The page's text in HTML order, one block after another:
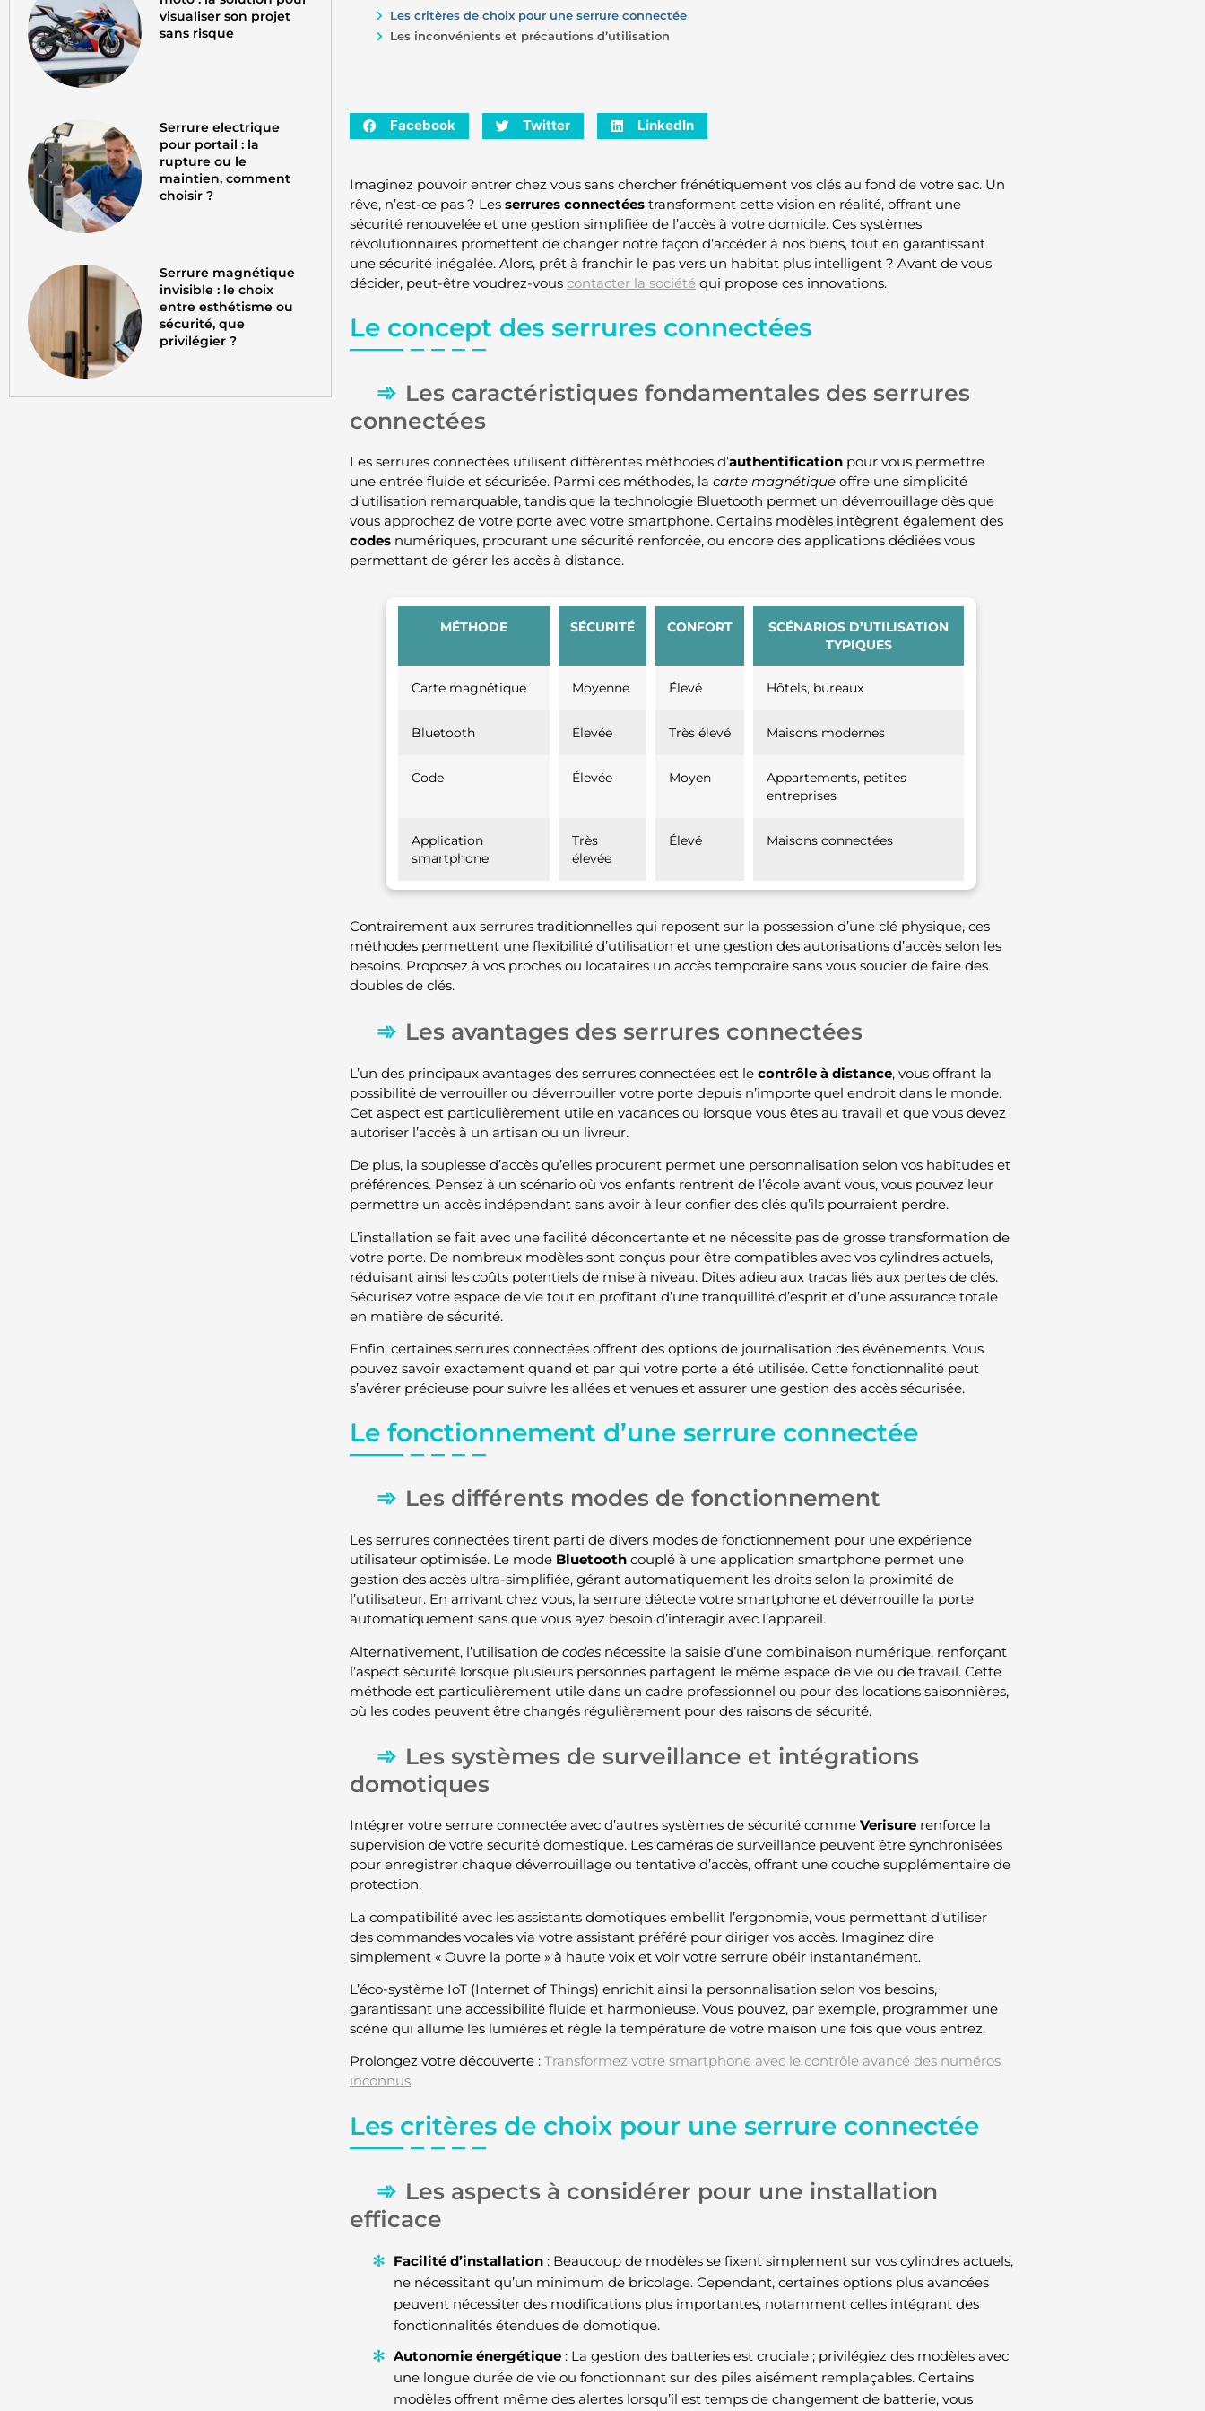
visualiser son projet
sans risque
Serrure electrique
pour portail : la
rupture ou le
maintien, comment
choisir ?
Serrure magnétique
invisible : le choix
entre esthétisme ou
sécurité, que
privilégier ?
Les critères de choix pour une serrure connectée
Les inconvénients et précautions d’utilisation
Facebook Twitter LinkedIn
Imaginez pouvoir entrer chez vous sans chercher frénétiquement vos clés au fond de votre sac. Un
rêve, n’est-ce pas ? Les serrures connectéestransforment cette vision en réalité, offrant une
sécurité renouvelée et une gestion simplifiée de l’accès à votre domicile. Ces systèmes
révolutionnaires promettent de changer notre façon d’accéder à nos biens, tout en garantissant
une sécurité inégalée. Alors, prêt à franchir le pas vers un habitat plus intelligent ? Avant de vous
décider, peut-être voudrez-vous contacter la sociétéqui propose ces innovations.
Le concept des serrures connectées
Les caractéristiques fondamentales des serrures
connectées
Les serrures connectées utilisent différentes méthodes d’authentificationpour vous permettre
une entrée fluide et sécurisée. Parmi ces méthodes, la carte magnétiqueoffre une simplicité
d’utilisation remarquable, tandis que la technologie Bluetooth permet un déverrouillage dès que
vous approchez de votre porte avec votre smartphone. Certains modèles intègrent également des
codesnumériques, procurant une sécurité renforcée, ou encore des applications dédiées vous
permettant de gérer les accès à distance.
MÉTHODE SÉCURITÉ CONFORT
SCÉNARIOS D’UTILISATION
TYPIQUES
Carte magnétique Moyenne Élevé Hôtels, bureaux
Bluetooth Élevée Très élevé Maisons modernes
Code Élevée Moyen
Appartements, petites
entreprises
Application
smartphone
Très
élevée
Élevé Maisons connectées
Contrairement aux serrures traditionnelles qui reposent sur la possession d’une clé physique, ces
méthodes permettent une flexibilité d’utilisation et une gestion des autorisations d’accès selon les
besoins. Proposez à vos proches ou locataires un accès temporaire sans vous soucier de faire des
doubles de clés.
Les avantages des serrures connectées
L’un des principaux avantages des serrures connectées est le contrôle à distance, vous offrant la
possibilité de verrouiller ou déverrouiller votre porte depuis n’importe quel endroit dans le monde.
Cet aspect est particulièrement utile en vacances ou lorsque vous êtes au travail et que vous devez
autoriser l’accès à un artisan ou un livreur.
De plus, la souplesse d’accès qu’elles procurent permet une personnalisation selon vos habitudes et
préférences. Pensez à un scénario où vos enfants rentrent de l’école avant vous, vous pouvez leur
permettre un accès indépendant sans avoir à leur confier des clés qu’ils pourraient perdre.
L’installation se fait avec une facilité déconcertante et ne nécessite pas de grosse transformation de
votre porte. De nombreux modèles sont conçus pour être compatibles avec vos cylindres actuels,
réduisant ainsi les coûts potentiels de mise à niveau. Dites adieu aux tracas liés aux pertes de clés.
Sécurisez votre espace de vie tout en profitant d’une tranquillité d’esprit et d’une assurance totale
en matière de sécurité.
Enfin, certaines serrures connectées offrent des options de journalisation des événements. Vous
pouvez savoir exactement quand et par qui votre porte a été utilisée. Cette fonctionnalité peut
s’avérer précieuse pour suivre les allées et venues et assurer une gestion des accès sécurisée.
Le fonctionnement d’une serrure connectée
Les différents modes de fonctionnement
Les serrures connectées tirent parti de divers modes de fonctionnement pour une expérience
utilisateur optimisée. Le mode Bluetoothcouplé à une application smartphone permet une
gestion des accès ultra-simplifiée, gérant automatiquement les droits selon la proximité de
l’utilisateur. En arrivant chez vous, la serrure détecte votre smartphone et déverrouille la porte
automatiquement sans que vous ayez besoin d’interagir avec l’appareil.
Alternativement, l’utilisation de codesnécessite la saisie d’une combinaison numérique, renforçant
l’aspect sécurité lorsque plusieurs personnes partagent le même espace de vie ou de travail. Cette
méthode est particulièrement utile dans un cadre professionnel ou pour des locations saisonnières,
où les codes peuvent être changés régulièrement pour des raisons de sécurité.
Les systèmes de surveillance et intégrations
domotiques
Intégrer votre serrure connectée avec d’autres systèmes de sécurité comme Verisurerenforce la
supervision de votre sécurité domestique. Les caméras de surveillance peuvent être synchronisées
pour enregistrer chaque déverrouillage ou tentative d’accès, offrant une couche supplémentaire de
protection.
La compatibilité avec les assistants domotiques embellit l’ergonomie, vous permettant d’utiliser
des commandes vocales via votre assistant préféré pour diriger vos accès. Imaginez dire
simplement « Ouvre la porte » à haute voix et voir votre serrure obéir instantanément.
L’éco-système IoT (Internet of Things) enrichit ainsi la personnalisation selon vos besoins,
garantissant une accessibilité fluide et harmonieuse. Vous pouvez, par exemple, programmer une
scène qui allume les lumières et règle la température de votre maison une fois que vous entrez.
Prolongez votre découverte : Transformez votre smartphone avec le contrôle avancé des numéros
inconnus
Les critères de choix pour une serrure connectée
Les aspects à considérer pour une installation
efficace
Facilité d’installation: Beaucoup de modèles se fixent simplement sur vos cylindres actuels,
ne nécessitant qu’un minimum de bricolage. Cependant, certaines options plus avancées
peuvent nécessiter des modifications plus importantes, notamment celles intégrant des
fonctionnalités étendues de domotique.
Autonomie énergétique: La gestion des batteries est cruciale ; privilégiez des modèles avec
une longue durée de vie ou fonctionnant sur des piles aisément remplaçables. Certains
modèles offrent même des alertes lorsqu’il est temps de changement de batterie, vous